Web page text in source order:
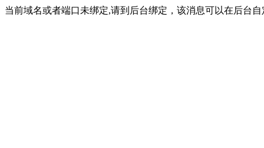
当前域名或者端口未绑定,请到后台绑定，该消息可以在后台自